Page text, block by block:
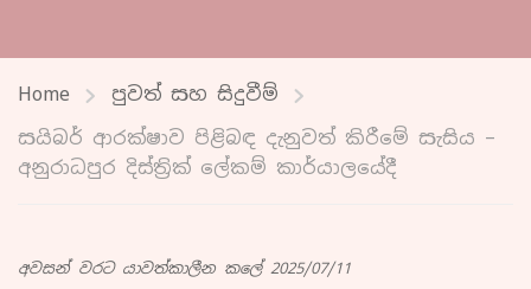
Home
පුවත් සහ සිදුවීම්
සයිබර් ආරක්ෂාව පිළිබඳ දැනුවත් කිරීමේ සැසිය –
අනුරාධපුර දිස්ත්‍රික් ලේකම් කාර්යාලයේදී
අවසන් වරට යාවත්කාලීන කලේ 2025/07/11